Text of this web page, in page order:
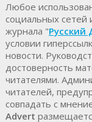
Любое
социальных сетей
журнала "Русский
условии
новости.
достоверность
читателями.
читателей,
совпадать с
Advert